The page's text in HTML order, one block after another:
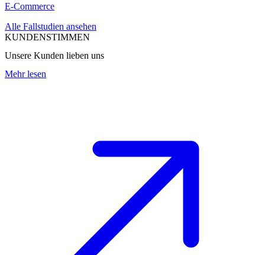
E-Commerce
Alle Fallstudien ansehen
KUNDENSTIMMEN
Unsere Kunden lieben uns
Mehr lesen